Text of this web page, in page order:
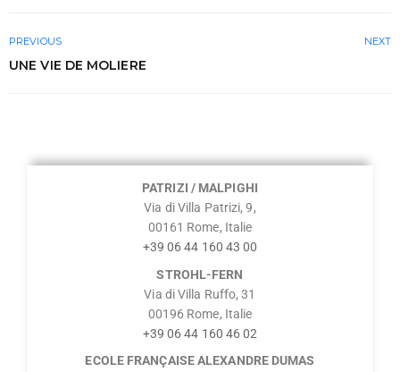
PREVIOUS
UNE VIE DE MOLIERE
NEXT
PATRIZI / MALPIGHI
Via di Villa Patrizi, 9,
00161 Rome, Italie
+39 06 44 160 43 00
STROHL-FERN
Via di Villa Ruffo, 31
00196 Rome, Italie
+39 06 44 160 46 02
ECOLE FRANÇAISE ALEXANDRE DUMAS